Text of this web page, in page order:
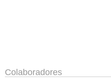
Colaboradores